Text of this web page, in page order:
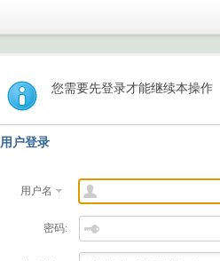
您需要先登录才能继续本操作
用户登录
用户名
密码: